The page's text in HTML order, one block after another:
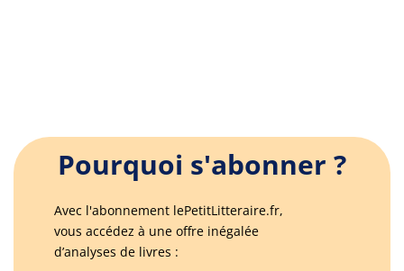
Pourquoi s'abonner ?
Avec l'abonnement lePetitLitteraire.fr,
vous accédez à une offre inégalée
d’analyses de livres :